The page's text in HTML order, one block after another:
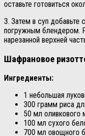
оставьте готовиться
3. Затем в суп добавьте
погружным блендером.
нарезанной верхней
Шафрановое
Ингредиенты:
1 небольшая
300 грамм риса
50 мл оливкового
100 мл сухого
700 мл овощного